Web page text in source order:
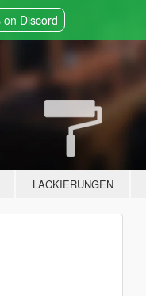
on Discord
LACKIERUNGEN